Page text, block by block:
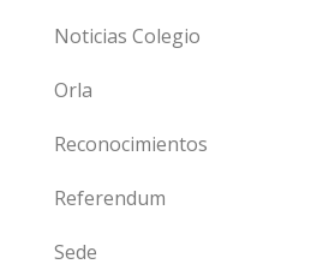
Noticias Colegio
Orla
Reconocimientos
Referendum
Sede